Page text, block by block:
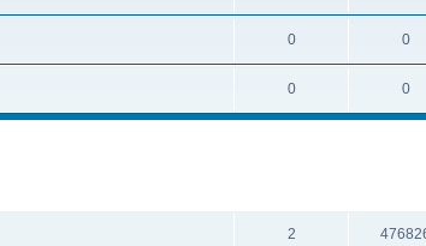
0 0
0 0
2